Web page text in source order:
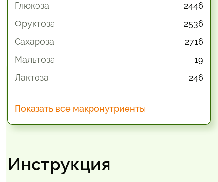
Глюкоза
2446
Фруктоза
2536
Сахароза
2716
Мальтоза
19
Лактоза
246
Показать все макронутриенты
Инструкция